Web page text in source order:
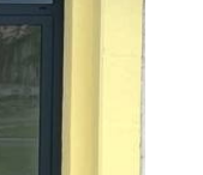
EXPERTISE
NOS VENTES